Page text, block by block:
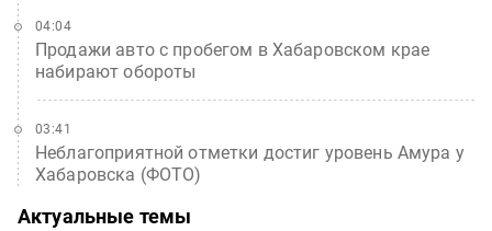
Продажи авто с пробегом в Хабаровском крае
набирают обороты
04:04
Неблагоприятной отметки достиг уровень Амура у
Хабаровска (ФОТО)
03:41
Актуальные темы